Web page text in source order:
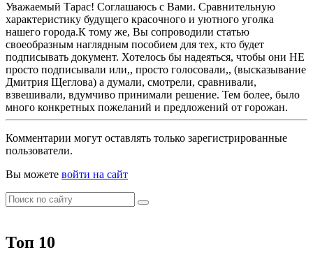
Уважаемый Тарас! Соглашаюсь с Вами. Сравнительную
характеристику будущего красочного и уютного уголка
нашего города.К тому же, Вы сопроводили статью
своеобразным наглядным пособием для тех, кто будет
подписывать документ. Хотелось бы надеяться, чтобы они НЕ
просто подписывали или,, просто голосовали,, (высказывание
Дмитрия Щеглова) а думали, смотрели, сравнивали,
взвешивали, вдумчиво принимали решение. Тем более, было
много конкретных пожеланий и предложений от горожан.
Комментарии могут оставлять только зарегистрированные
пользователи.
Вы можете войти на сайт
Топ 10